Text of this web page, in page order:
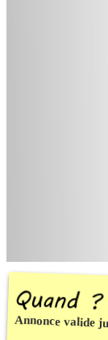
Annonce valide